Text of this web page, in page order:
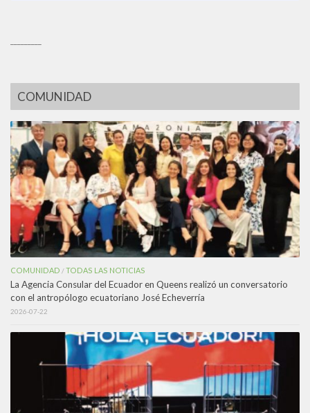
COMUNIDAD
COMUNIDAD /TODAS LAS NOTICIAS
La Agencia Consular del Ecuador en Queens realizó un conversatorio
con el antropólogo ecuatoriano José Echeverría
2026-07-22